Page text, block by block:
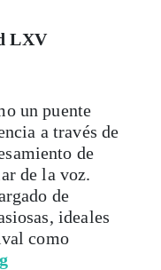
LXV
un puente
a través de
de
de la voz.
de
ideales
como